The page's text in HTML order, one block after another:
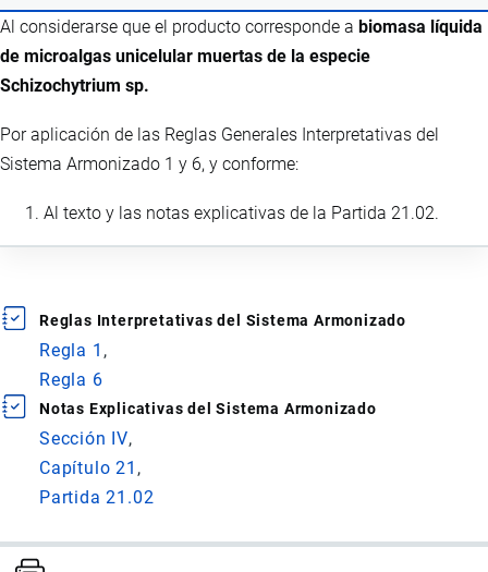
Al considerarse que el producto corresponde a biomasa líquida
de microalgas unicelular muertas de la especie
Schizochytrium sp.
Por aplicación de las Reglas Generales Interpretativas del
Sistema Armonizado 1 y 6, y conforme:
Al texto y las notas explicativas de la Partida 21.02.
Reglas Interpretativas del Sistema Armonizado
Regla 1
Regla 6
Notas Explicativas del Sistema Armonizado
Sección IV
Capítulo 21
Partida 21.02